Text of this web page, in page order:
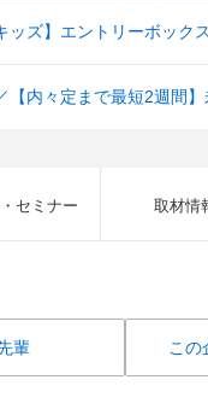
ッズ】エントリーボックス
【内々定まで最短2週間
セミナー 取材情
輩 この